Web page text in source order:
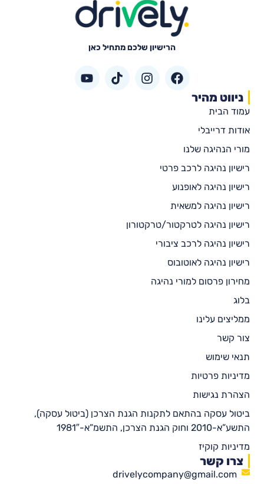
הרישיון שלכם מתחיל כאן
ניווט מהיר
עמוד הבית
אודות דרייבלי
מורי הנהיגה שלנו
רישיון נהיגה לרכב פרטי
רישיון נהיגה לאופנוע
רישיון נהיגה למשאית
רישיון נהיגה לטרקטור/טרקטורון
רישיון נהיגה לרכב ציבורי
רישיון נהיגה לאוטובוס
מחירון פרסום למורי נהיגה
בלוג
ממליצים עלינו
צור קשר
תנאי שימוש
מדיניות פרטיות
הצהרת נגישות
ביטול עסקה בהתאם לתקנות הגנת הצרכן (ביטול עסקה),
התשע”א-2010 וחוק הגנת הצרכן, התשמ”א-1981″
מדיניות קוקיז
צרו קשר
drivelycompany@gmail.com